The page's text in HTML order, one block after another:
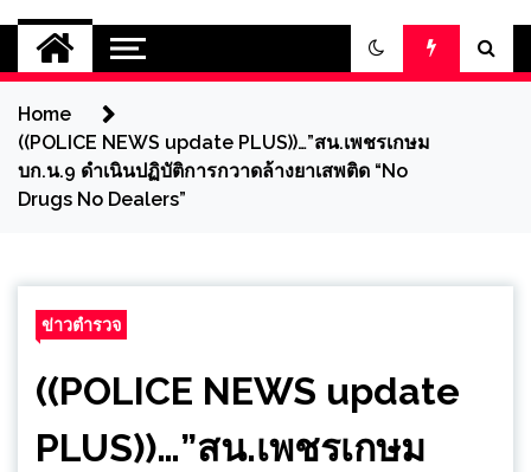
สยามเดลี่ออนไลน์
SiamDailyOnline
Home
((POLICE NEWS update PLUS))…”สน.เพชรเกษม
บก.น.9 ดำเนินปฏิบัติการกวาดล้างยาเสพติด “No
Drugs No Dealers”
ข่าวตำรวจ
((POLICE NEWS update
PLUS))…”สน.เพชรเกษม